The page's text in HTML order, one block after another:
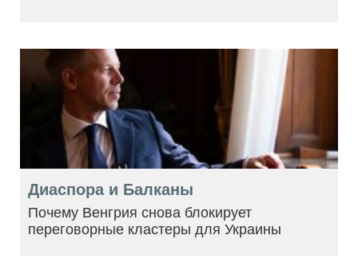
Диаспора и Балканы
Почему Венгрия снова блокирует
переговорные кластеры для Украины